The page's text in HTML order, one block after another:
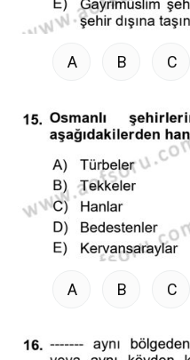
A B C
A B C